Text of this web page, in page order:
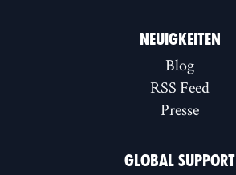
NEUIGKEITEN
Blog
RSS Feed
Presse
GLOBAL SUPPORT